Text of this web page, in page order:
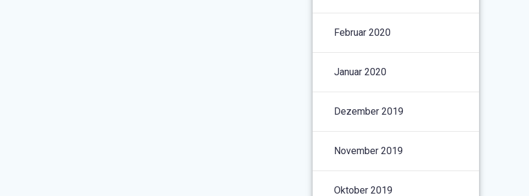
Februar 2020
Januar 2020
Dezember 2019
November 2019
Oktober 2019